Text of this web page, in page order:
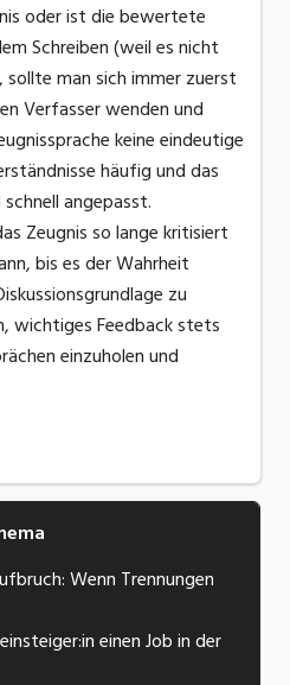
oder ist die bewertete
Schreiben (weil es nicht
man sich immer zuerst
Verfasser wenden und
keine eindeutige
häufig und das
angepasst.
Zeugnis so lange kritisiert
bis es der Wahrheit
zu
wichtiges Feedback stets
einzuholen und
Wenn Trennungen
einen Job in der